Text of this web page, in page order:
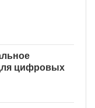
цифровых